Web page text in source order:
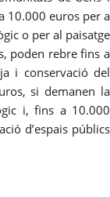
10.000 euros per a
o per al paisatge
poden rebre fins a
i conservació del
si demanen la
i, fins a 10.000
d’espais públics